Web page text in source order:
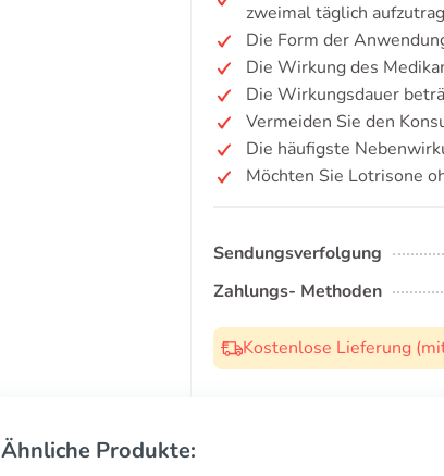
zweimal täglich
Die Form der
Die Wirkung des
Die Wirkungsdauer
Vermeiden Sie den
Die häufigste
Möchten Sie Lotrisone
Sendungsverfolgung
Zahlungs- Methoden
Kostenlose Lieferung
Ähnliche Produkte: